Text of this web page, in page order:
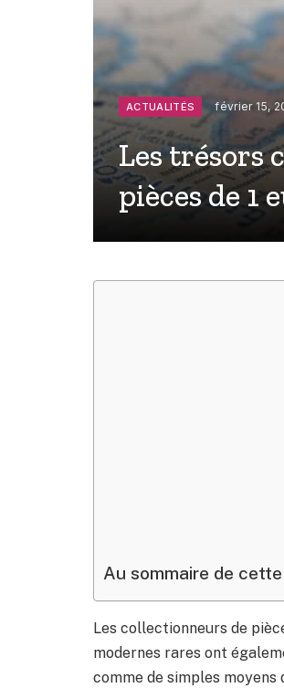
ACTUALITÉS février 15,
Les trésors
pièces de 1
Au sommaire de
Les collectionneurs de
modernes rares ont
comme de simples